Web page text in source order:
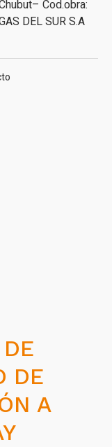
Cod.obra:
DEL SUR S.A
DE
A